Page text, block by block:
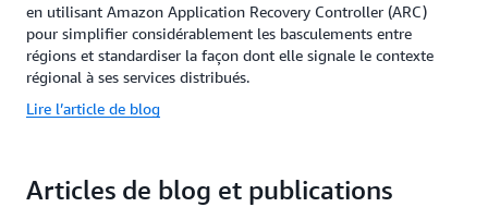
en utilisant Amazon Application Recovery Controller (ARC)
pour simplifier considérablement les basculements entre
régions et standardiser la façon dont elle signale le contexte
régional à ses services distribués.
Lire l’article de blog
Articles de blog et publications